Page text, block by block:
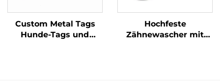
Custom Metal Tags
Hunde-Tags und
Hochfeste
Zähnewascher mit